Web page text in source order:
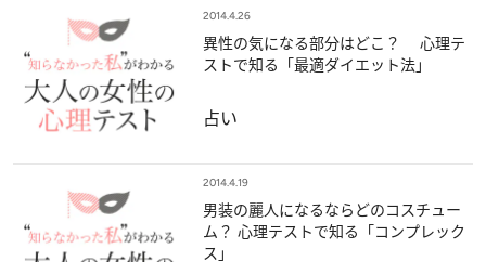
2014.4.26
異性の気になる部分はどこ？ 心理テ
ストで知る「最適ダイエット法」
占い
2014.4.19
男装の麗人になるならどのコスチュー
ム？ 心理テストで知る「コンプレック
ス」